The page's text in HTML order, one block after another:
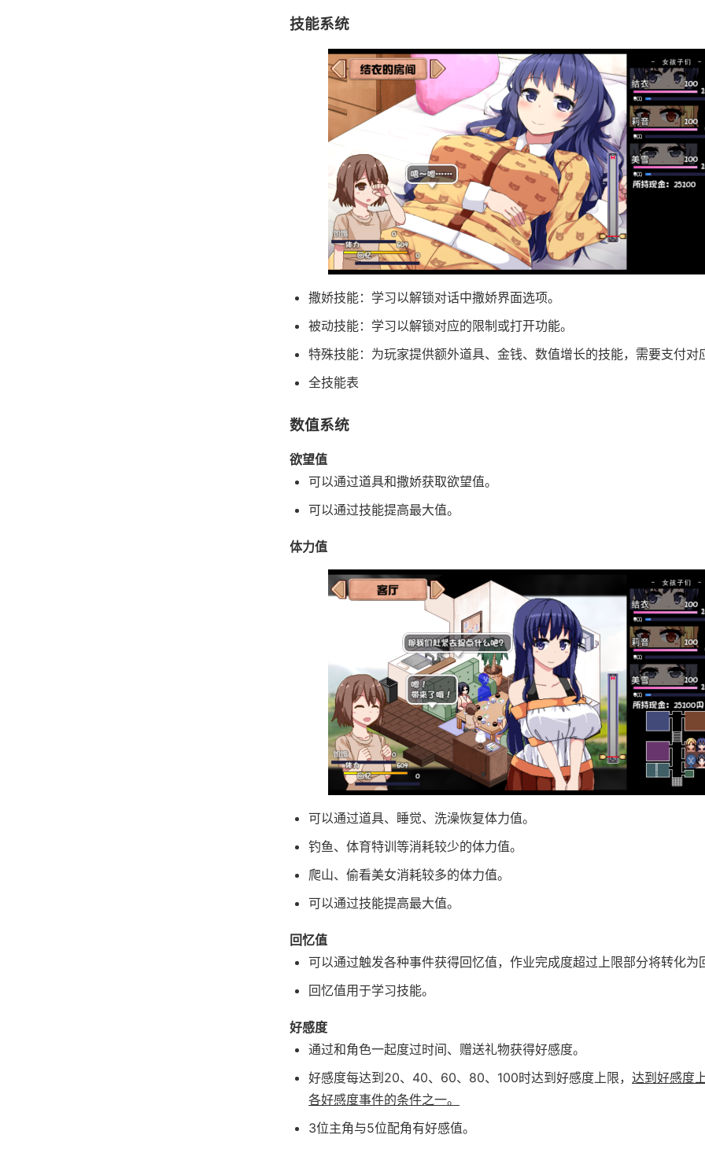
技能系统
撒娇技能：学习以解锁对话中撒娇界面选项。
被动技能：学习以解锁对应的限制或打开功能。
特殊技能：为玩家提供额外道具、金钱、数值增长的技能，需要支付对
全技能表
数值系统
欲望值
可以通过道具和撒娇获取欲望值。
可以通过技能提高最大值。
体力值
可以通过道具、睡觉、洗澡恢复体力值。
钓鱼、体育特训等消耗较少的体力值。
爬山、偷看美女消耗较多的体力值。
可以通过技能提高最大值。
回忆值
可以通过触发各种事件获得回忆值，作业完成度超过上限部分将转化为
回忆值用于学习技能。
好感度
通过和角色一起度过时间、赠送礼物获得好感度。
好感度每达到20、40、60、80、100时达到好感度上限， 达到好感度
各好感度事件的条件之一。
3位主角与5位配角有好感值。